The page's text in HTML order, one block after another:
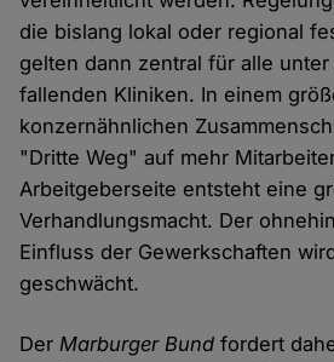
die bislang lokal oder regional
gelten dann zentral für alle
fallenden Kliniken. In einem
konzernähnlichen
"Dritte Weg" auf mehr
Arbeitgeberseite entsteht eine
Verhandlungsmacht. Der
Einfluss der Gewerkschaften
geschwächt.
DerMarburger Bund fordert